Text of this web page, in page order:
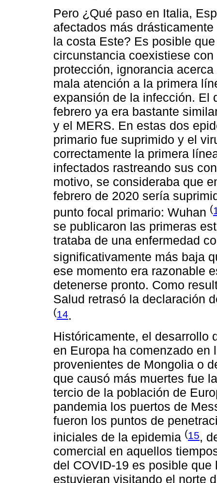
Pero ¿Qué paso en Italia,
afectados más
la costa Este? Es posible
circunstancia coexistiese
protección, ignorancia
mala atención a la primera
expansión de la infección. El
febrero ya era bastante
y el MERS. En estas dos
primario fue suprimido y el
correctamente la primera
infectados rastreando sus
motivo, se consideraba que
febrero de 2020 sería
punto focal primario: Wuhan (
se publicaron las primeras
trataba de una enfermedad
significativamente más baja
ese momento era razonable
detenerse pronto. Como
Salud retrasó la declaración
(14.
Históricamente, el desarrollo
en Europa ha comenzado
provenientes de Mongolia o
que causó más muertes fue
tercio de la población de
pandemia los puertos de
fueron los puntos de
iniciales de la epidemia (15,
comercial en aquellos
del COVID-19 es posible
estuvieran visitando el norte